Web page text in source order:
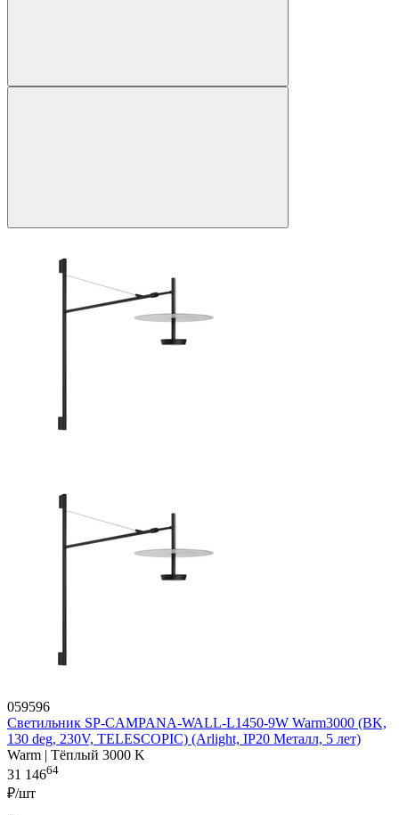
059596
Светильник SP-CAMPANA-WALL-L1450-9W Warm3000 (BK,
130 deg, 230V, TELESCOPIC) (Arlight, IP20 Металл, 5 лет)
Warm | Тёплый 3000 K
31 14664
₽/шт